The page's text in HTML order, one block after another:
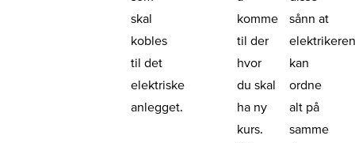
skal
kobles
til det
elektriske
anlegget.
komme
til der
hvor
du skal
ha ny
kurs.
sånn at
kan
ordne
alt på
samme